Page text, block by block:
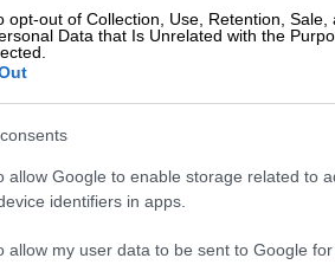
opt-out of Collection, Use, Retention, Sale,
Data that Is Unrelated with the
allow Google to enable storage related to
identifiers in apps.
allow my user data to be sent to Google
σας, αυτή τη φορά πρέπει
περιθώριο να αναρρώσει,
καλοκαιρινή μας
μπορεί για να
οπότε σας παρακαλώ να